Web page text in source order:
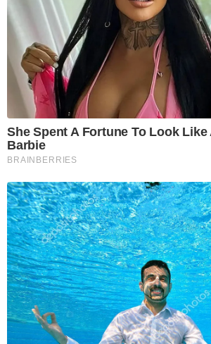
She Spent A Fortune To Look Like
Barbie
BRAINBERRIES